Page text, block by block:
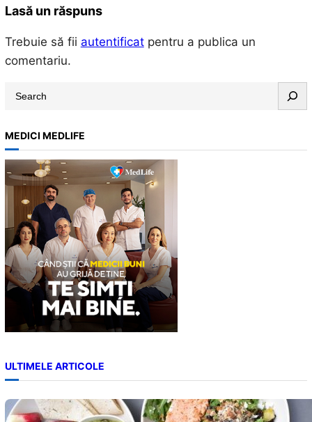
Lasă un răspuns
Trebuie să fii autentificatpentru a publica un
comentariu.
a
r
c
h
MEDICI MEDLIFE
ULTIMELE ARTICOLE